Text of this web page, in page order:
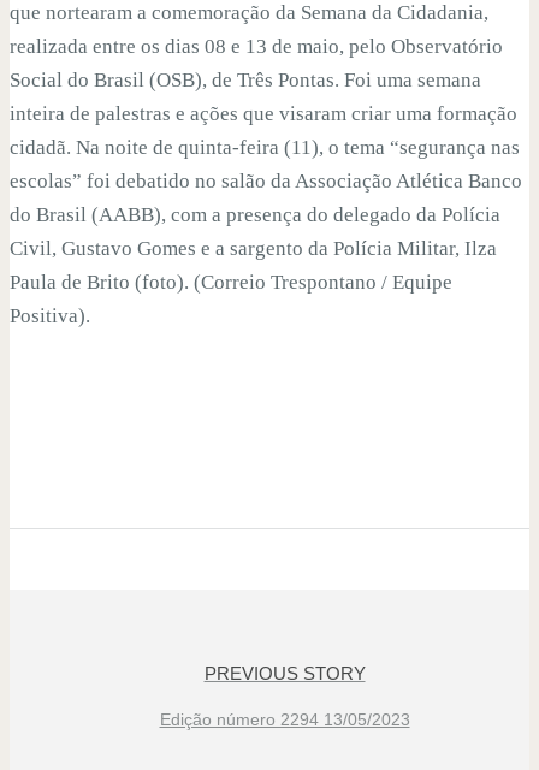
que nortearam a comemoração da Semana da Cidadania,
realizada entre os dias 08 e 13 de maio, pelo Observatório
Social do Brasil (OSB), de Três Pontas. Foi uma semana
inteira de palestras e ações que visaram criar uma formação
cidadã. Na noite de quinta-feira (11), o tema “segurança nas
escolas” foi debatido no salão da Associação Atlética Banco
do Brasil (AABB), com a presença do delegado da Polícia
Civil, Gustavo Gomes e a sargento da Polícia Militar, Ilza
Paula de Brito (foto). (Correio Trespontano / Equipe
Positiva).
PREVIOUS STORY
Edição número 2294 13/05/2023